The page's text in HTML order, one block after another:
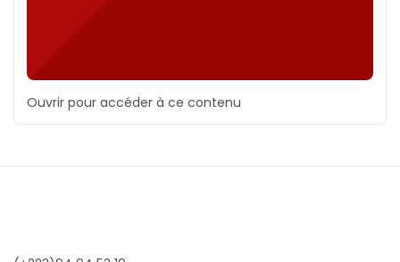
Ouvrir pour accéder à ce contenu